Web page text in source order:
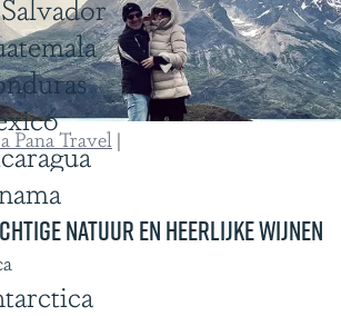
natuur en heerlijke wijnen
Pana Travel |